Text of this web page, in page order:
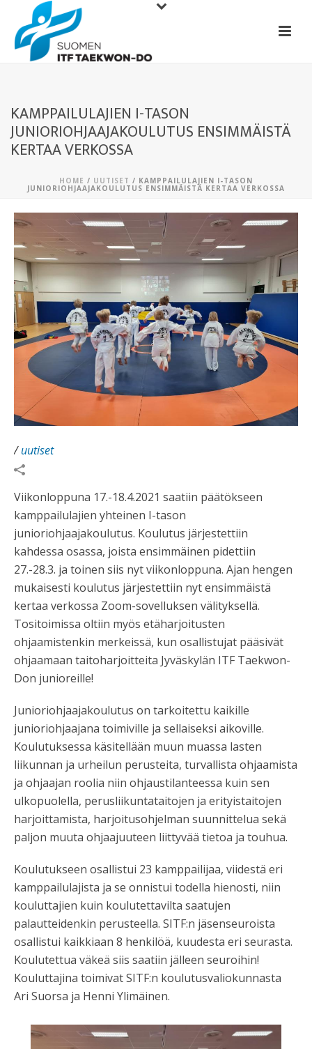
KAMPPAILULAJIEN I-TASON
JUNIORIOHJAAJAKOULUTUS ENSIMMÄISTÄ
KERTAA VERKOSSA
HOME / UUTISET / KAMPPAILULAJIEN I-TASON
JUNIORIOHJAAJAKOULUTUS ENSIMMÄISTÄ KERTAA VERKOSSA
/uutiset
Viikonloppuna 17.-18.4.2021 saatiin päätökseen
kamppailulajien yhteinen I-tason
junioriohjaajakoulutus. Koulutus järjestettiin
kahdessa osassa, joista ensimmäinen pidettiin
27.-28.3. ja toinen siis nyt viikonloppuna. Ajan hengen
mukaisesti koulutus järjestettiin nyt ensimmäistä
kertaa verkossa Zoom-sovelluksen välityksellä.
Tositoimissa oltiin myös etäharjoitusten
ohjaamistenkin merkeissä, kun osallistujat pääsivät
ohjaamaan taitoharjoitteita Jyväskylän ITF Taekwon-
Don junioreille!
Junioriohjaajakoulutus on tarkoitettu kaikille
junioriohjaajana toimiville ja sellaiseksi aikoville.
Koulutuksessa käsitellään muun muassa lasten
liikunnan ja urheilun perusteita, turvallista ohjaamista
ja ohjaajan roolia niin ohjaustilanteessa kuin sen
ulkopuolella, perusliikuntataitojen ja erityistaitojen
harjoittamista, harjoitusohjelman suunnittelua sekä
paljon muuta ohjaajuuteen liittyvää tietoa ja touhua.
Koulutukseen osallistui 23 kamppailijaa, viidestä eri
kamppailulajista ja se onnistui todella hienosti, niin
kouluttajien kuin koulutettavilta saatujen
palautteidenkin perusteella. SITF:n jäsenseuroista
osallistui kaikkiaan 8 henkilöä, kuudesta eri seurasta.
Koulutettua väkeä siis saatiin jälleen seuroihin!
Kouluttajina toimivat SITF:n koulutusvaliokunnasta
Ari Suorsa ja Henni Ylimäinen.